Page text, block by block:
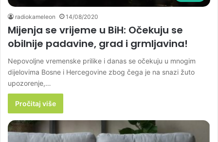
radiokameleon 14/08/2020
Mijenja se vrijeme u BiH: Očekuju se
obilnije padavine, grad i grmljavina!
Nepovoljne vremenske prilike i danas se očekuju u mnogim
dijelovima Bosne i Hercegovine zbog čega je na snazi žuto
upozorenje,…
Pročitaj više